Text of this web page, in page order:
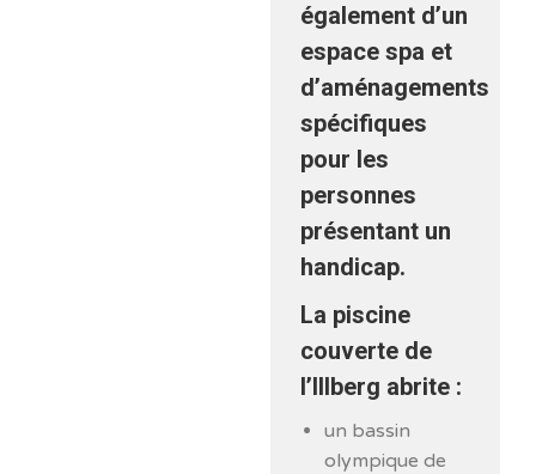
également d’un
espace spa et
d’aménagements
spécifiques
pour les
personnes
présentant un
handicap.
La piscine
couverte de
l’Illberg abrite :
un bassin
olympique de